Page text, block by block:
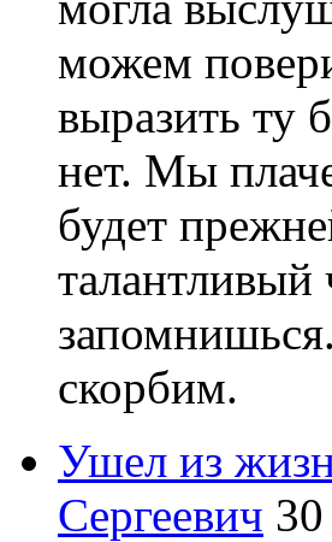
можем
выразить ту
нет. Мы
будет
талантливый
скорбим.
Ушел из
Сергеевич